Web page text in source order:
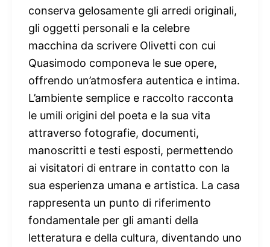
conserva gelosamente gli arredi originali,
gli oggetti personali e la celebre
macchina da scrivere Olivetti con cui
Quasimodo componeva le sue opere,
offrendo un’atmosfera autentica e intima.
L’ambiente semplice e raccolto racconta
le umili origini del poeta e la sua vita
attraverso fotografie, documenti,
manoscritti e testi esposti, permettendo
ai visitatori di entrare in contatto con la
sua esperienza umana e artistica. La casa
rappresenta un punto di riferimento
fondamentale per gli amanti della
letteratura e della cultura, diventando uno